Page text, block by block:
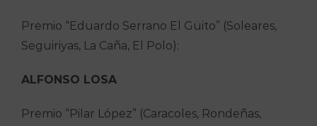
Premio “Eduardo Serrano El Güito” (Soleares,
Seguiriyas, La Caña, El Polo):
ALFONSO LOSA
Premio “Pilar López” (Caracoles, Rondeñas,